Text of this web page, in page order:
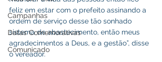
Campanhas
Datas Comemorativas
Comunicado
feliz em estar com o prefeito assinando a
ordem de serviço desse tão sonhado
sistema de abastecimento, então meus
agradecimentos a Deus, e a gestão”, disse
o vereador.